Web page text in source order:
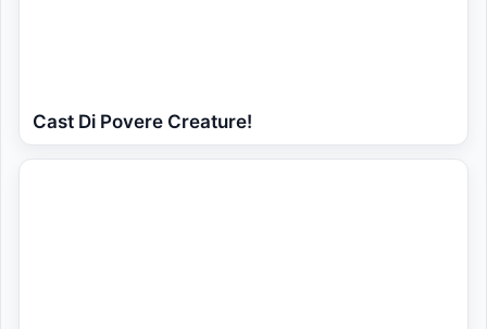
Cast Di Povere Creature!